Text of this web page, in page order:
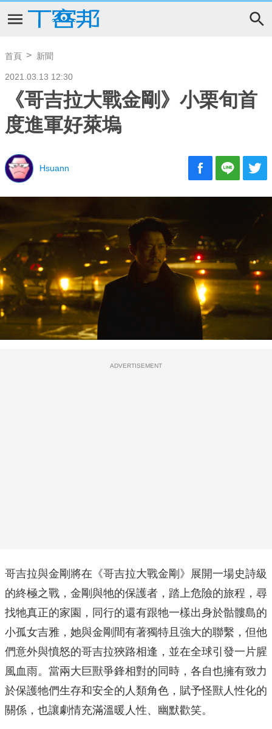
首頁 新聞
2021.03.13 12:30
《哥吉拉大戰金剛》小栗旬首
度進軍好萊塢
Hsuann
ADVERTISEMENT
哥吉拉與金剛將在《哥吉拉大戰金剛》展開一場史詩級
的終極之戰， 金剛與牠的保護者，踏上危險的旅程，尋
找牠真正的家園， 同行的還有跟牠一樣出身於骷髏島的
小孤女吉雅， 她與金剛間有著獨特且強大的聯繫， 但他
們意外與憤怒的哥吉拉狹路相逢，並在全球引發一片腥
風血雨。 當兩大巨獸爭鋒相對的同時， 各自也擁有致力
於保護牠們生存和安全的人類角色， 賦予怪獸人性化的
關係，也讓劇情充滿溫暖人性、幽默歡笑。